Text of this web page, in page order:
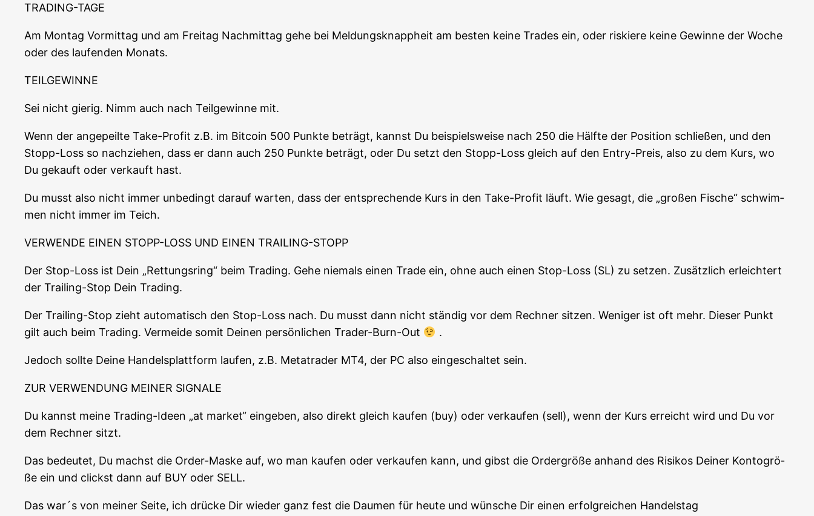
TRADING-TAGE
Am Mon­tag Vor­mit­tag und am Frei­tag Nach­mit­tag gehe bei Mel­dungs­knapp­heit am bes­ten kei­ne Trades ein, oder ris­kie­re kei­ne Gewin­ne der Woche
oder des lau­fen­den Monats.
TEILGEWINNE
Sei nicht gie­rig. Nimm auch nach Teil­ge­win­ne mit.
Wenn der ange­peil­te Take-Pro­fit z.B. im Bit­co­in 500 Punk­te beträgt, kannst Du bei­spiels­wei­se nach 250 die Hälf­te der Posi­ti­on schlie­ßen, und den
Stopp-Loss so nach­zie­hen, dass er dann auch 250 Punk­te beträgt, oder Du setzt den Stopp-Loss gleich auf den Ent­ry-Preis, also zu dem Kurs, wo
Du gekauft oder ver­kauft hast.
Du musst also nicht immer unbe­dingt dar­auf war­ten, dass der ent­spre­chen­de Kurs in den Take-Pro­fit läuft. Wie gesagt, die „gro­ßen Fische“ schwim­
men nicht immer im Teich.
VERWENDE EINEN STOPP-LOSS UND EINEN TRAILING-STOPP
Der Stop-Loss ist Dein „Ret­tungs­ring“ beim Tra­ding. Gehe nie­mals einen Trade ein, ohne auch einen Stop-Loss (SL) zu set­zen. Zusätz­lich erleich­tert
der Trai­ling-Stop Dein Trading.
Der Trai­ling-Stop zieht auto­ma­tisch den Stop-Loss nach. Du musst dann nicht stän­dig vor dem Rech­ner sit­zen. Weni­ger ist oft mehr. Die­ser Punkt
gilt auch beim Tra­ding. Ver­mei­de somit Dei­nen per­sön­li­chen Trader-Burn-Out
.
Jedoch soll­te Dei­ne Han­dels­platt­form lau­fen, z.B. Metat­rader MT4, der PC also ein­ge­schal­tet sein.
ZUR VERWENDUNG MEINER SIGNALE
Du kannst mei­ne Tra­ding-Ideen „at mar­ket“ ein­ge­ben, also direkt gleich kau­fen (buy) oder ver­kau­fen (sell), wenn der Kurs erreicht wird und Du vor
dem Rech­ner sitzt.
Das bedeu­tet, Du machst die Order-Mas­ke auf, wo man kau­fen oder ver­kau­fen kann, und gibst die Order­grö­ße anhand des Risi­kos Dei­ner Kon­to­grö­
ße ein und clickst dann auf BUY oder SELL.
Das war´s von mei­ner Sei­te, ich drü­cke Dir wie­der ganz fest die Dau­men für heu­te und wün­sche Dir einen erfolg­rei­chen Handelstag